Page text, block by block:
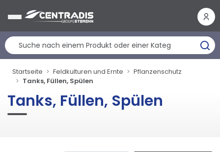
Startseite Feldkulturen und Ernte
Pflanzenschutz
Tanks, Füllen, Spülen
Tanks, Füllen, Spülen